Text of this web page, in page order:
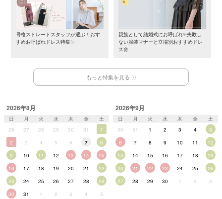
骨格ストレートスタッフが選ぶ！おす
すめお呼ばれドレス特集✨
親族として結婚式にお呼ばれ✨失敗し
ない服装マナーと立場別おすすめドレ
ス🌼
もっと特集を見る
2026年8月
日 月 火 水 木 金
土
26
27 28 29 30 31
1
2
3 4 5 6 7
8
9
10 11 12 13 14
15
16
17 18 19 20 21
22
23
24 25 26 27 28
29
30
31 1 2 3 4 5
2026年9月
日 月 火 水 木 金
土
30
31 1 2 3 4
5
6
7 8 9 10 11
12
13
14 15 16 17 18
19
20
21 22 23 24 25
26
27
28 29 30 1 2 3